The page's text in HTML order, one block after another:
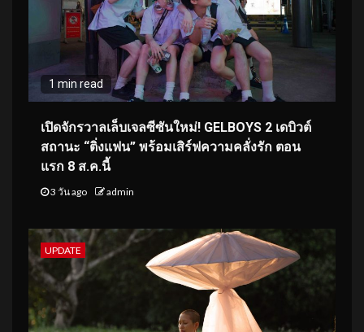
1 min read
เปิดจักรวาลเล็บเจลซีซันใหม่! GELBOYS 2 เดบิวต์
สถานะ “ติ่งแฟน” พร้อมเสิร์ฟความคลั่งรัก ตอน
แรก 8 ส.ค.นี้
3 วัน ago admin
UPDATE